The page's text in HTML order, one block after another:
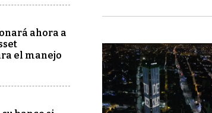
ahora a
el manejo